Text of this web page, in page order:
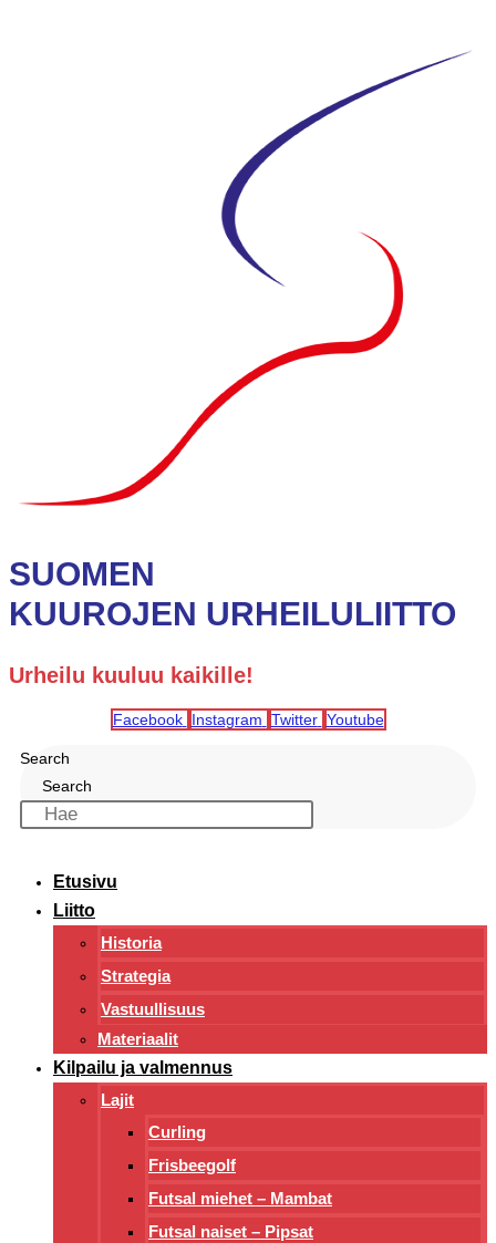
SUOMEN
KUUROJEN URHEILULIITTO
Urheilu kuuluu kaikille!
Facebook Instagram Twitter Youtube
Search
Search
Etusivu
Liitto
Historia
Strategia
Vastuullisuus
Materiaalit
Kilpailu ja valmennus
Lajit
Curling
Frisbeegolf
Futsal miehet – Mambat
Futsal naiset – Pipsat